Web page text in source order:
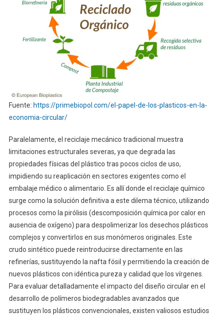
Fuente: https://primebiopol.com/el-papel-de-los-plasticos-en-la-
economia-circular/
Paralelamente, el reciclaje mecánico tradicional muestra
limitaciones estructurales severas, ya que degrada las
propiedades físicas del plástico tras pocos ciclos de uso,
impidiendo su reaplicación en sectores exigentes como el
embalaje médico o alimentario. Es allí donde el reciclaje químico
surge como la solución definitiva a este dilema técnico, utilizando
procesos como la pirólisis (descomposición química por calor en
ausencia de oxígeno) para despolimerizar los desechos plásticos
complejos y convertirlos en sus monómeros originales. Este
crudo sintético puede reintroducirse directamente en las
refinerías, sustituyendo la nafta fósil y permitiendo la creación de
nuevos plásticos con idéntica pureza y calidad que los vírgenes.
Para evaluar detalladamente el impacto del diseño circular en el
desarrollo de polímeros biodegradables avanzados que
sustituyen los plásticos convencionales, existen valiosos estudios